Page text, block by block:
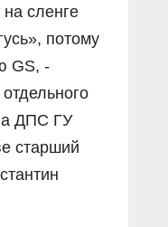
сленге
потому
GS, -
ДПС ГУ
старший